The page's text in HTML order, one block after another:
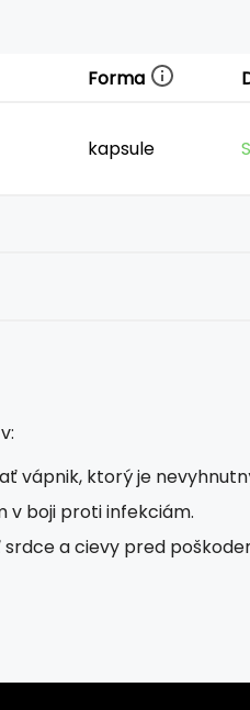
Forma
kapsule
v:
vápnik, ktorý je
v boji proti infekciám.
a cievy pred